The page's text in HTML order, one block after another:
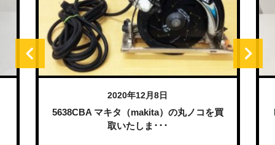
2020年12月8日
5638CBA マキタ（makita）の丸ノコを買
取いたしま･･･